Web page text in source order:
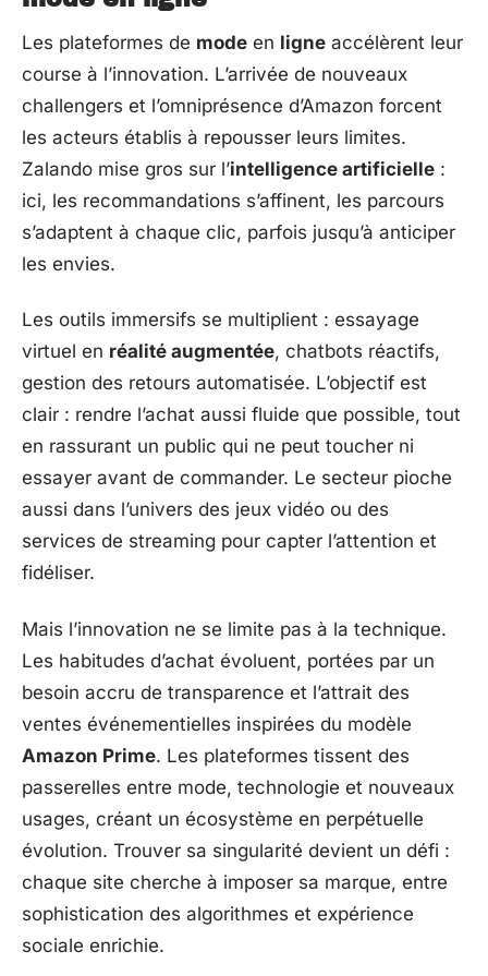
Les plateformes de mode en ligne accélèrent leur
course à l’innovation. L’arrivée de nouveaux
challengers et l’omniprésence d’Amazon forcent
les acteurs établis à repousser leurs limites.
Zalando mise gros sur l’intelligence artificielle :
ici, les recommandations s’affinent, les parcours
s’adaptent à chaque clic, parfois jusqu’à anticiper
les envies.
Les outils immersifs se multiplient : essayage
virtuel en réalité augmentée, chatbots réactifs,
gestion des retours automatisée. L’objectif est
clair : rendre l’achat aussi fluide que possible, tout
en rassurant un public qui ne peut toucher ni
essayer avant de commander. Le secteur pioche
aussi dans l’univers des jeux vidéo ou des
services de streaming pour capter l’attention et
fidéliser.
Mais l’innovation ne se limite pas à la technique.
Les habitudes d’achat évoluent, portées par un
besoin accru de transparence et l’attrait des
ventes événementielles inspirées du modèle
Amazon Prime. Les plateformes tissent des
passerelles entre mode, technologie et nouveaux
usages, créant un écosystème en perpétuelle
évolution. Trouver sa singularité devient un défi :
chaque site cherche à imposer sa marque, entre
sophistication des algorithmes et expérience
sociale enrichie.